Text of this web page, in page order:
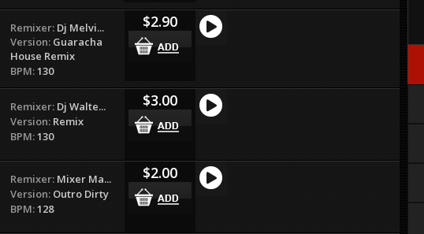
Remixer: Dj Melvi...
Version: Guaracha
House Remix
BPM:130
$2.90
Remixer: Dj Walte...
Version: Remix
BPM:130
$3.00
Remixer: Mixer Ma...
Version: Outro Dirty
BPM:128
$2.00